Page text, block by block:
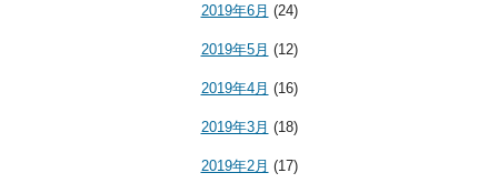
2019年6月 (24)
2019年5月 (12)
2019年4月 (16)
2019年3月 (18)
2019年2月 (17)